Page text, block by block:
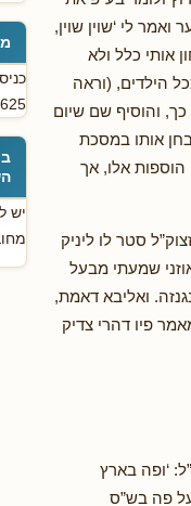
לי ‘שוין שוין,
אותי כלל ולא
הילדים, (וראה
והוסיף שם שיום
אותו במסכת
הוספות אלו, אך
סטר לו ליניק
שמעתי מבעל
ואליבא דאמת,
פיו דהרי צדיק
‘ופה בארץ
פה בש”ס